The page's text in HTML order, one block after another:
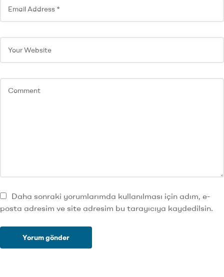
Daha sonraki yorumlarımda kullanılması için adım, e-
posta adresim ve site adresim bu tarayıcıya kaydedilsin.